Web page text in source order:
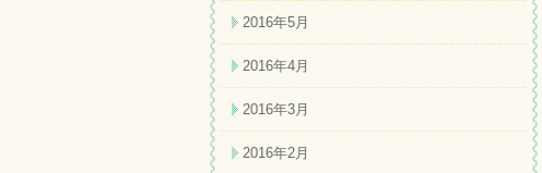
2016年5月
2016年4月
2016年3月
2016年2月